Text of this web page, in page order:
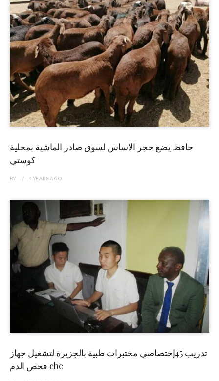
حافظ يضع حجر الاساس لسوق صادر الماشية بمحلية
كوستي
BY 4 YEARSAGO
تدريب 45إختصاصي مختبرات طبية بالجزيرة لتشغيل جهاز
فحص الدم cbc